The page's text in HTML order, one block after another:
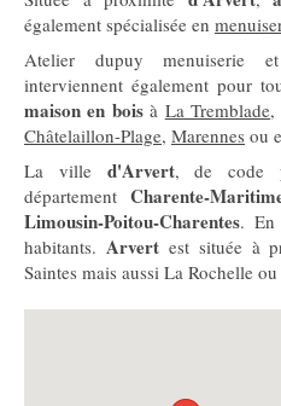
également spécialisée en
Atelier dupuy menuiserie
interviennent également pour
maison en boisà La Tremblade,
Châtelaillon-Plage, Marennes ou
La villed'Arvert, de code
départementCharente-
Limousin-Poitou-Charentes. En
habitants. Arvertest située à
Saintes mais aussi La Rochelle